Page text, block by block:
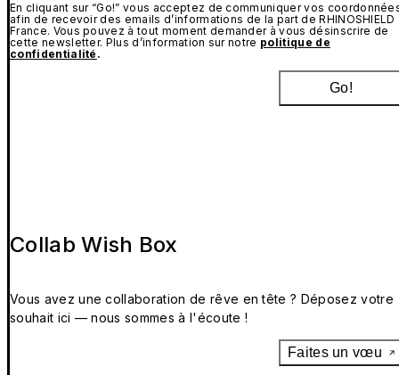
En cliquant sur “Go!” vous acceptez de communiquer vos
afin de recevoir des emails d’informations de la part de RHINOSHIELD
France. Vous pouvez à tout moment demander à vous désinscrire de
cette newsletter. Plus d’information sur notre politique de
confidentialité .
Go!
Collab Wish Box
Vous avez une collaboration de rêve en tête ? Déposez votre
souhait ici — nous sommes à l'écoute !
Faites un vœu